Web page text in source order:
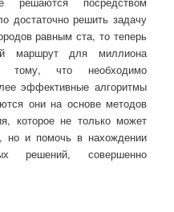
достаточно решить задачу
равным ста, то теперь
маршрут для миллиона
тому, что необходимо
эффективные алгоритмы
они на основе методов
которое не только может
но и помочь в нахождении
решений, совершенно